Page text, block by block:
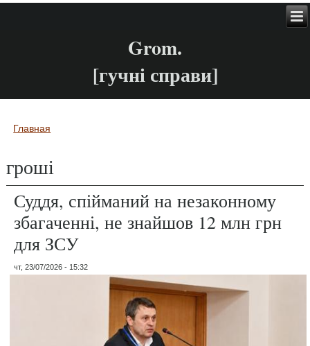
Grom.
[гучні справи]
Вы здесь
Главная
гроші
Суддя, спійманий на незаконному
збагаченні, не знайшов 12 млн грн
для ЗСУ
чт, 23/07/2026 - 15:32